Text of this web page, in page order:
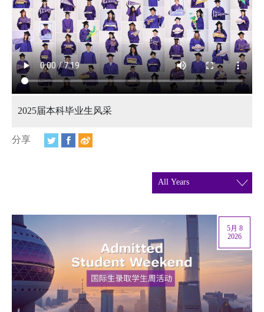
人物
聚焦
媒体视点
视频
新闻简报
学生说
校园内外
联系方式
支持我们
2025届本科毕业生风采
分享
5月 8
2026